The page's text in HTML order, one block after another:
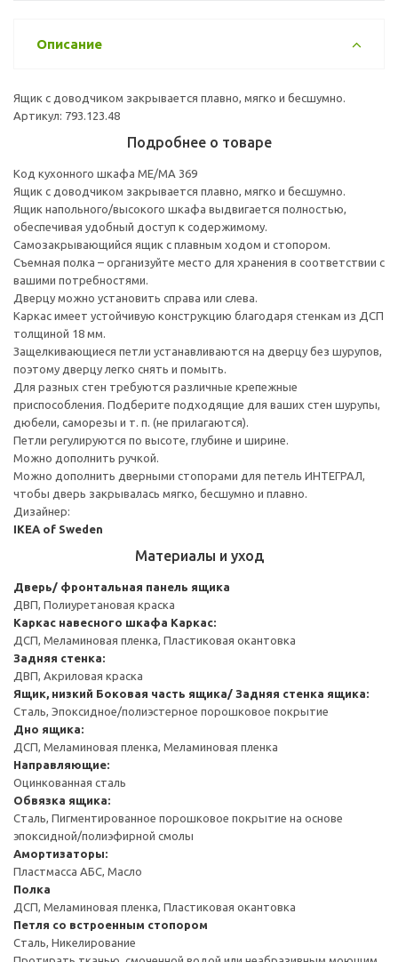
Описание
Ящик с доводчиком закрывается плавно, мягко и бесшумно.
Артикул: 793.123.48
Подробнее о товаре
Код кухонного шкафа ME/MA 369
Ящик с доводчиком закрывается плавно, мягко и бесшумно.
Ящик напольного/высокого шкафа выдвигается полностью,
обеспечивая удобный доступ к содержимому.
Cамозакрывающийся ящик с плавным ходом и стопором.
Съемная полка – организуйте место для хранения в соответствии с
вашими потребностями.
Дверцу можно установить справа или слева.
Каркас имеет устойчивую конструкцию благодаря стенкам из ДСП
толщиной 18 мм.
Защелкивающиеся петли устанавливаются на дверцу без шурупов,
поэтому дверцу легко снять и помыть.
Для разных стен требуются различные крепежные
приспособления. Подберите подходящие для ваших стен шурупы,
дюбели, саморезы и т. п. (не прилагаются).
Петли регулируются по высоте, глубине и ширине.
Можно дополнить ручкой.
Можно дополнить дверными стопорами для петель ИНТЕГРАЛ,
чтобы дверь закрывалась мягко, бесшумно и плавно.
Дизайнер:
IKEA of Sweden
Материалы и уход
Дверь/ фронтальная панель ящика
ДВП, Полиуретановая краска
Каркас навесного шкафа Каркас:
ДСП, Меламиновая пленка, Пластиковая окантовка
Задняя стенка:
ДВП, Акриловая краска
Ящик, низкий Боковая часть ящика/ Задняя стенка ящика:
Сталь, Эпоксидное/полиэстерное порошковое покрытие
Дно ящика:
ДСП, Меламиновая пленка, Меламиновая пленка
Направляющие:
Оцинкованная сталь
Обвязка ящика:
Сталь, Пигментированное порошковое покрытие на основе
эпоксидной/полиэфирной смолы
Амортизаторы:
Пластмасса АБС, Масло
Полка
ДСП, Меламиновая пленка, Пластиковая окантовка
Петля со встроенным стопором
Сталь, Никелирование